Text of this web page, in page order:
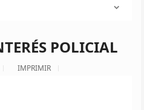
POLICIAL
IMPRIMIR